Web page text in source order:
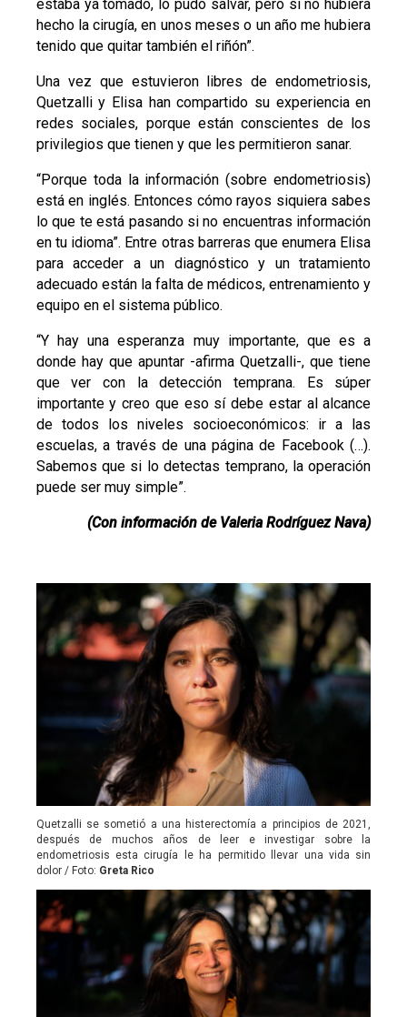
estaba ya tomado, lo pudo salvar, pero si no hubiera
hecho la cirugía, en unos meses o un año me hubiera
tenido que quitar también el riñón”.
Una vez que estuvieron libres de endometriosis,
Quetzalli y Elisa han compartido su experiencia en
redes sociales, porque están conscientes de los
privilegios que tienen y que les permitieron sanar.
“Porque toda la información (sobre endometriosis)
está en inglés. Entonces cómo rayos siquiera sabes
lo que te está pasando si no encuentras información
en tu idioma”. Entre otras barreras que enumera Elisa
para acceder a un diagnóstico y un tratamiento
adecuado están la falta de médicos, entrenamiento y
equipo en el sistema público.
“Y hay una esperanza muy importante, que es a
donde hay que apuntar -afirma Quetzalli-, que tiene
que ver con la detección temprana. Es súper
importante y creo que eso sí debe estar al alcance
de todos los niveles socioeconómicos: ir a las
escuelas, a través de una página de Facebook (…).
Sabemos que si lo detectas temprano, la operación
puede ser muy simple”.
(Con información de Valeria Rodríguez Nava)
Quetzalli se sometió a una histerectomía a principios de 2021,
después de muchos años de leer e investigar sobre la
endometriosis esta cirugía le ha permitido llevar una vida sin
dolor / Foto: Greta Rico